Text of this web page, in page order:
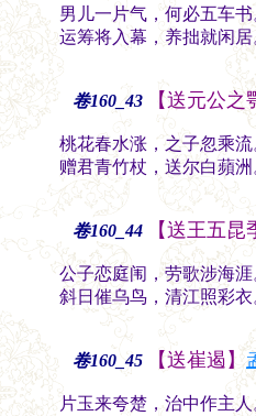
男儿一片气，何必五车
运筹将入幕，养拙就闲
卷160_43 【送元公
桃花春水涨，之子忽乘
赠君青竹杖，送尔白蘋
卷160_44 【送王五
公子恋庭闱，劳歌涉海
斜日催乌鸟，清江照彩
卷160_45 【送崔遏】
片玉来夸楚，治中作主